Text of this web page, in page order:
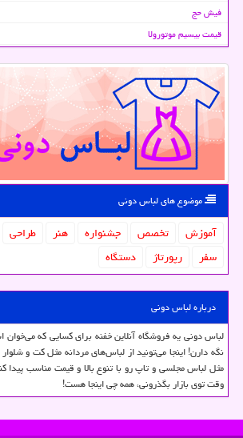
فیش حج
قیمت بیسیم موتورولا
موضوع های لباس دونی
آموزش تخصص جشنواره هنر طراحی
سفر
رپورتاژ دستگاه
درباره لباس دونی
لباس دونی یه فروشگاه آنلاین خفنه برای کسایی که می‌خوان
نگه دارن! اینجا می‌تونید از لباس‌های مردانه مثل کت و
مثل لباس مجلسی و تاپ رو با تنوع بالا و قیمت مناسب پیدا
وقت توی بازار بگذرونی، همه چی اینجا هست!